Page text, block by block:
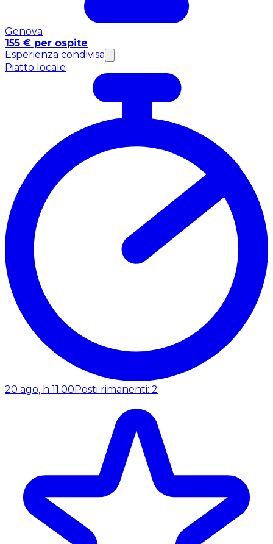
Genova
155 € per ospite
Esperienza condivisa
Piatto locale
20 ago, h 11:00Posti rimanenti: 2